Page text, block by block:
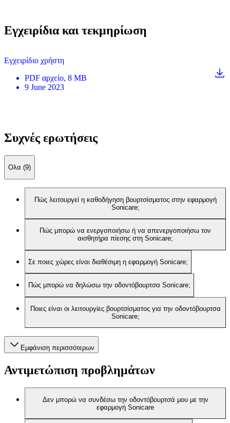
Εγχειρίδια και τεκμηρίωση
Εγχειρίδιο χρήστη
PDF αρχείο, 8 MB
9 June 2023
Συχνές ερωτήσεις
Ολα (9)
Πώς λειτουργεί η καθοδήγηση βουρτσίσματος στην εφαρμογή
Sonicare;
Πώς μπορώ να ενεργοποιήσω ή να απενεργοποιήσω τον
αισθητήρα πίεσης στη Sonicare;
Σε ποιες χώρες είναι διαθέσιμη η εφαρμογή Sonicare;
Πώς μπορώ να δηλώσω την οδοντόβουρτσα Sonicare;
Ποιες είναι οι λειτουργίες βουρτσίσματος για την οδοντόβουρτσα
Sonicare;
Εμφάνιση περισσότερων
Αντιμετώπιση προβλημάτων
Δεν μπορώ να συνδέσω την οδοντόβουρτσά μου με την
εφαρμογή Sonicare